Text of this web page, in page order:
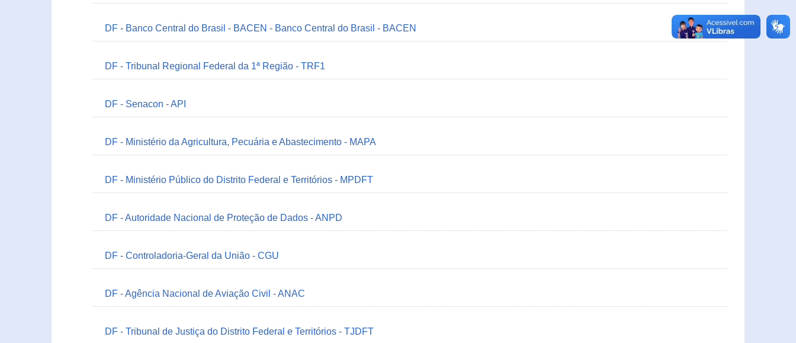
DF - Banco Central do Brasil - BACEN - Banco Central do Brasil - BACEN
DF - Tribunal Regional Federal da 1ª Região - TRF1
DF - Senacon - API
DF - Ministério da Agricultura, Pecuária e Abastecimento - MAPA
DF - Ministério Público do Distrito Federal e Territórios - MPDFT
DF - Autoridade Nacional de Proteção de Dados - ANPD
DF - Controladoria-Geral da União - CGU
DF - Agência Nacional de Aviação Civil - ANAC
DF - Tribunal de Justiça do Distrito Federal e Territórios - TJDFT